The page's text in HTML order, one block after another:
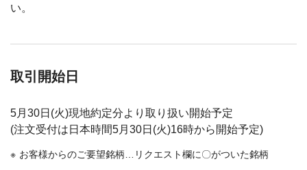
い。
取引開始日
5月30日(火)現地約定分より取り扱い開始予定
(注文受付は日本時間5月30日(火)16時から開始予定)
お客様からのご要望銘柄…リクエスト欄に〇がついた銘柄